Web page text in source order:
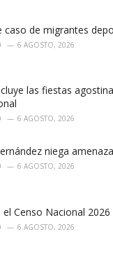
caso de migrantes
6 AGOSTO, 2026
las fiestas
6 AGOSTO, 2026
niega
6 AGOSTO, 2026
el Censo Nacional
6 AGOSTO, 2026